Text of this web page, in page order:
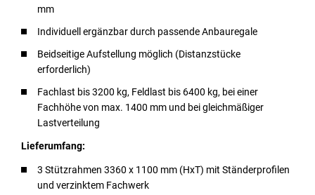
mm
Individuell ergänzbar durch passende Anbauregale
Beidseitige Aufstellung möglich (Distanzstücke
erforderlich)
Fachlast bis 3200 kg, Feldlast bis 6400 kg, bei einer
Fachhöhe von max. 1400 mm und bei gleichmäßiger
Lastverteilung
Lieferumfang:
3 Stützrahmen 3360 x 1100 mm (HxT) mit Ständerprofilen
und verzinktem Fachwerk